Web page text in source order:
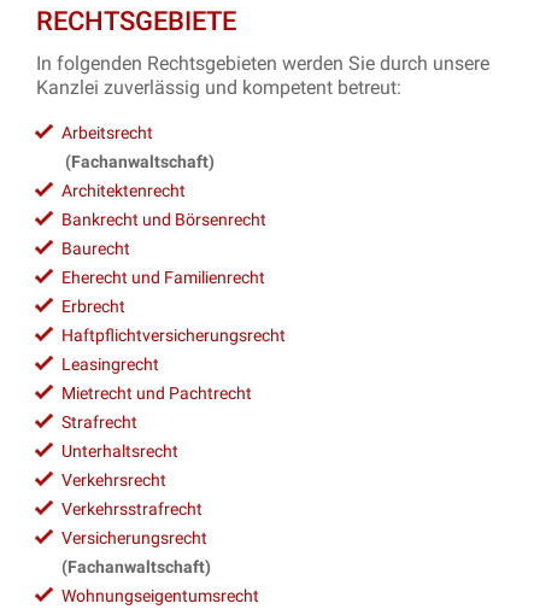
RECHTSGEBIETE
In folgenden Rechtsgebieten werden Sie durch unsere
Kanzlei zuverlässig und kompetent betreut:
Arbeitsrecht
(Fachanwaltschaft)
Architektenrecht
Bankrecht und Börsenrecht
Baurecht
Eherecht und Familienrecht
Erbrecht
Haftpflichtversicherungsrecht
Leasingrecht
Mietrecht und Pachtrecht
Strafrecht
Unterhaltsrecht
Verkehrsrecht
Verkehrsstrafrecht
Versicherungsrecht
(Fachanwaltschaft)
Wohnungseigentumsrecht